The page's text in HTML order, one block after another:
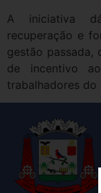
A iniciativa
recuperação e
gestão passada,
de incentivo
trabalhadores do